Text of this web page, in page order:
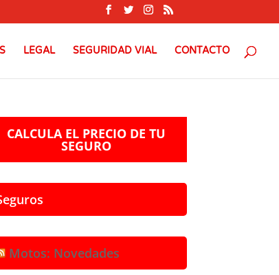
LEGAL SEGURIDAD VIAL CONTACTO
CALCULA EL PRECIO DE TU
SEGURO
Motos: Novedades